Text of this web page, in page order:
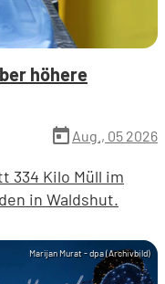
höhere
today Aug., 05 2026
334 Kilo Müll im
in Waldshut.
Marijan Murat - dpa (Archivbild)